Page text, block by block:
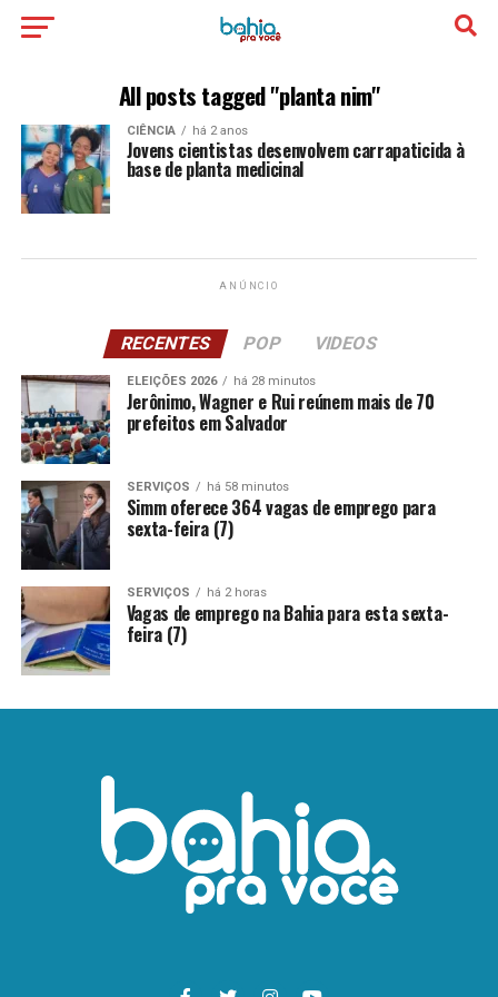
All posts tagged "planta nim"
CIÊNCIA há 2 anos
Jovens cientistas desenvolvem carrapaticida à
base de planta medicinal
ANÚNCIO
RECENTES POP VIDEOS
ELEIÇÕES 2026 há 28 minutos
Jerônimo, Wagner e Rui reúnem mais de 70
prefeitos em Salvador
SERVIÇOS há 58 minutos
Simm oferece 364 vagas de emprego para
sexta-feira (7)
SERVIÇOS há 2 horas
Vagas de emprego na Bahia para esta sexta-
feira (7)